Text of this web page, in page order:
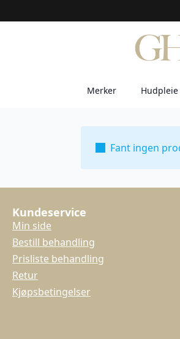
Merker Hudpleie
Fant ingen
Kundeservice
Min side
Bestill behandling
Prisliste behandling
Retur
Kjøpsbetingelser